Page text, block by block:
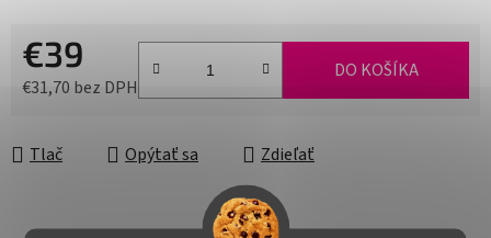
€39
€31,70 bez DPH
DO KOŠÍKA
Tlač Opýtať sa Zdieľať